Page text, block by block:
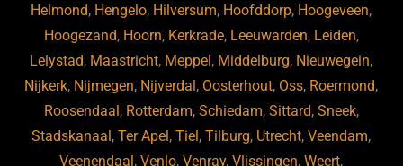
Helmond, Hengelo, Hilversum, Hoofddorp, Hoogeveen,
Hoogezand, Hoorn, Kerkrade, Leeuwarden, Leiden,
Lelystad, Maastricht, Meppel, Middelburg, Nieuwegein,
Nijkerk, Nijmegen, Nijverdal, Oosterhout, Oss, Roermond,
Roosendaal, Rotterdam, Schiedam, Sittard, Sneek,
Stadskanaal,Ter Apel,Tiel,Tilburg, Utrecht,Veendam,
Veenendaal,Venlo,Venray,Vlissingen,Weert,